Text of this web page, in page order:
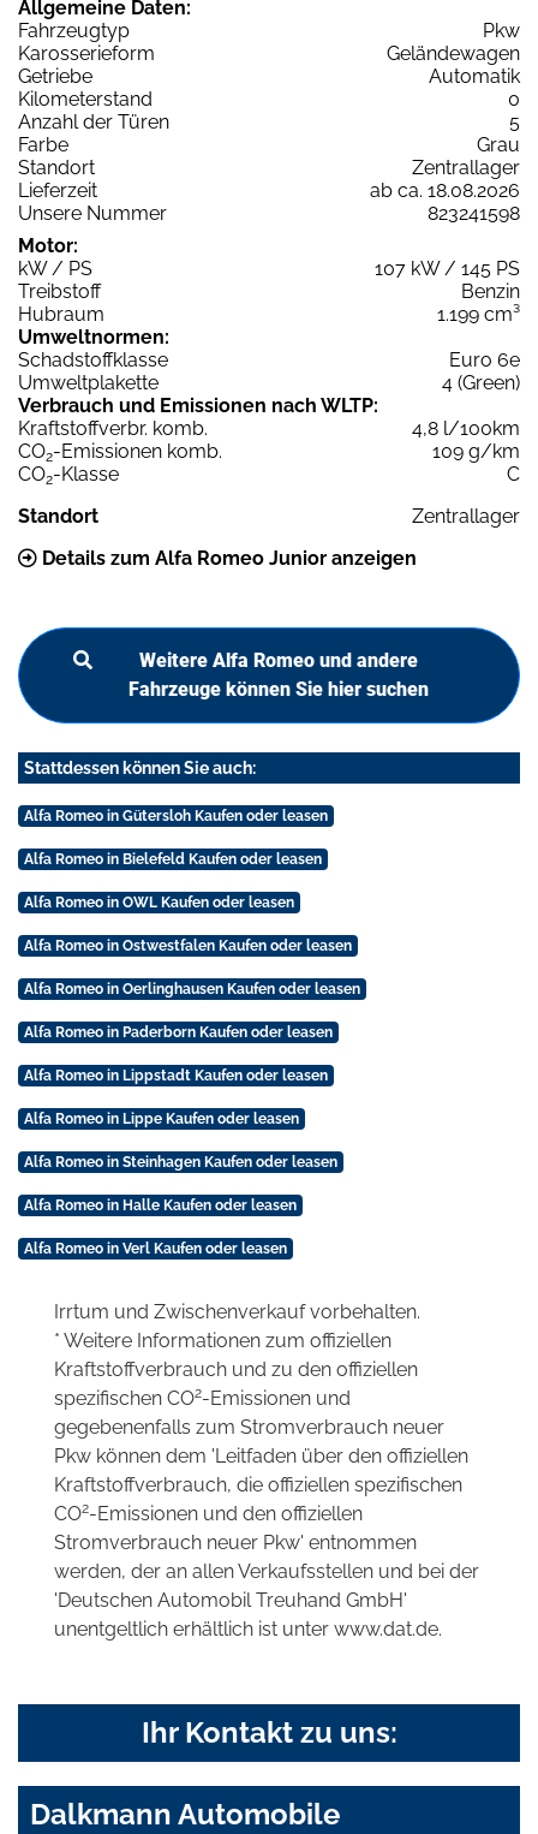
Allgemeine Daten:
Fahrzeugtyp
Pkw
Karosserieform
Geländewagen
Getriebe
Automatik
Kilometerstand
0
Anzahl der Türen
5
Farbe
Grau
Standort
Zentrallager
Lieferzeit
ab ca. 18.08.2026
Unsere Nummer
823241598
Motor:
kW / PS
107 kW / 145 PS
Treibstoff
Benzin
Hubraum
1.199 cm³
Umweltnormen:
Schadstoffklasse
Euro 6e
Umweltplakette
4 (Green)
Verbrauch und Emissionen nach WLTP:
Kraftstoffverbr. komb.
4,8 l/100km
CO2-Emissionen komb.
109 g/km
CO2-Klasse
C
Standort
Zentrallager
Details zum Alfa Romeo Junior anzeigen
Weitere Alfa Romeo und andere
Fahrzeuge können Sie hier suchen
Stattdessen können Sie auch:
Alfa Romeo in Gütersloh Kaufen oder leasen
Alfa Romeo in Bielefeld Kaufen oder leasen
Alfa Romeo in OWL Kaufen oder leasen
Alfa Romeo in Ostwestfalen Kaufen oder leasen
Alfa Romeo in Oerlinghausen Kaufen oder leasen
Alfa Romeo in Paderborn Kaufen oder leasen
Alfa Romeo in Lippstadt Kaufen oder leasen
Alfa Romeo in Lippe Kaufen oder leasen
Alfa Romeo in Steinhagen Kaufen oder leasen
Alfa Romeo in Halle Kaufen oder leasen
Alfa Romeo in Verl Kaufen oder leasen
Irrtum und Zwischenverkauf vorbehalten.
* Weitere Informationen zum offiziellen
Kraftstoffverbrauch und zu den offiziellen
spezifischen CO2-Emissionen und
gegebenenfalls zum Stromverbrauch neuer
Pkw können dem 'Leitfaden über den offiziellen
Kraftstoffverbrauch, die offiziellen spezifischen
CO2-Emissionen und den offiziellen
Stromverbrauch neuer Pkw' entnommen
werden, der an allen Verkaufsstellen und bei der
'Deutschen Automobil Treuhand GmbH'
unentgeltlich erhältlich ist unter www.dat.de.
Ihr Kontakt zu uns:
Dalkmann Automobile